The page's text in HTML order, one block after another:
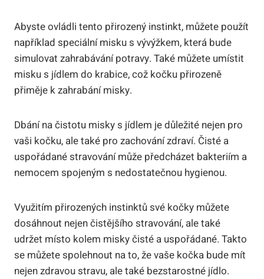
Abyste ovládli tento přirozený instinkt, můžete použít
například speciální misku s vývýžkem, která bude
simulovat zahrabávání potravy. Také můžete umístit
misku s jídlem do krabice, což kočku přirozeně
přiměje k zahrabání misky.
Dbání na čistotu misky s jídlem je důležité nejen pro
vaši kočku, ale také pro zachování zdraví. Čisté a
uspořádané stravování může předcházet bakteriím a
nemocem spojeným s nedostatečnou hygienou.
Využitím přirozených instinktů své kočky můžete
dosáhnout nejen čistějšího stravování, ale také
udržet místo kolem misky čisté a uspořádané. Takto
se můžete spolehnout na to, že vaše kočka bude mít
nejen zdravou stravu, ale také bezstarostné jídlo.